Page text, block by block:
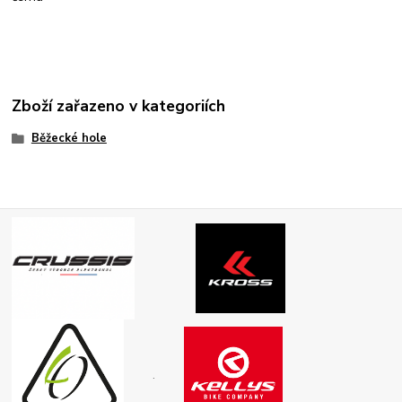
Zboží zařazeno v kategoriích
Běžecké hole
.